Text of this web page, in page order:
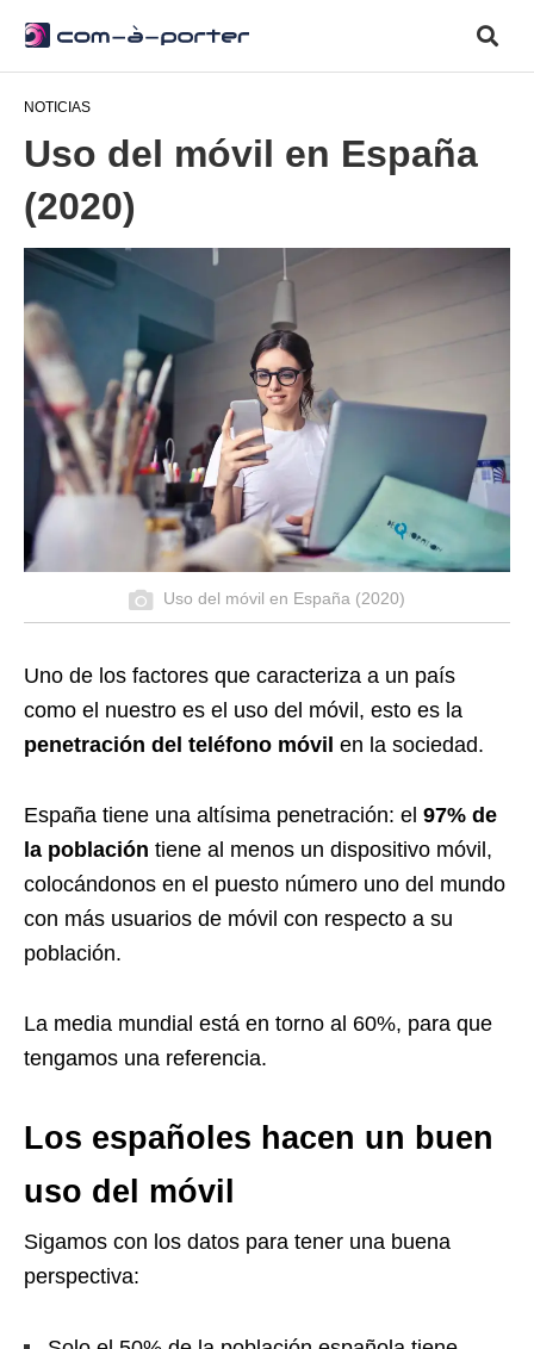
NOTICIAS
Uso del móvil en España
(2020)
Uso del móvil en España (2020)
Uno de los factores que caracteriza a un país
como el nuestro es el uso del móvil, esto es la
penetración del teléfono móvil en la sociedad.
España tiene una altísima penetración: el 97% de
la población tiene al menos un dispositivo móvil,
colocándonos en el puesto número uno del mundo
con más usuarios de móvil con respecto a su
población.
La media mundial está en torno al 60%, para que
tengamos una referencia.
Los españoles hacen un buen
uso del móvil
Sigamos con los datos para tener una buena
perspectiva: